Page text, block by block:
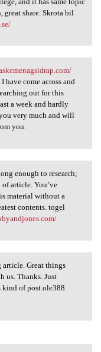
share. Skrota bil
have come across and
out for this
a week and hardly
very much and will
you.
long
enough to research;
article. You’ve
material without a
contents. togel
article. Great things
us. Thanks. Just
of post.ole388